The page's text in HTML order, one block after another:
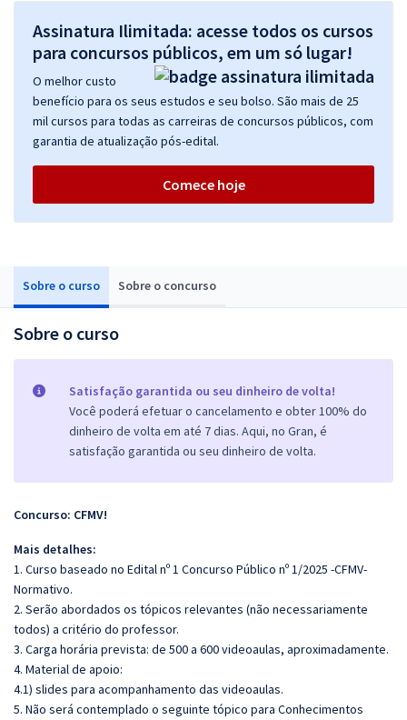
Sobre o curso Sobre o concurso
Sobre o curso
Satisfação garantida ou seu dinheiro de volta!
Você poderá efetuar o cancelamento e obter 100% do
dinheiro de volta em até 7 dias. Aqui, no Gran, é
satisfação garantida ou seu dinheiro de volta.
Concurso: CFMV!
Mais detalhes:
1. Curso baseado no Edital nº 1 Concurso Público nº 1/2025 -CFMV-
Normativo.
2. Serão abordados os tópicos relevantes (não necessariamente
todos) a critério do professor.
3. Carga horária prevista: de 500 a 600 videoaulas, aproximadamente.
4. Material de apoio:
4.1) slides para acompanhamento das videoaulas.
5. Não será contemplado o seguinte tópico para Conhecimentos
Assinatura Ilimitada: acesse todos os cursos
para concursos públicos, em um só lugar!
O melhor custo
benefício para os seus estudos e seu bolso. São mais de 25
mil cursos para todas as carreiras de concursos públicos, com
garantia de atualização pós-edital.
Comece hoje